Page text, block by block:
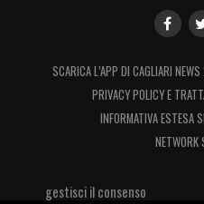
SCARICA L’APP DI CAGLIARI
PRIVACY POLICY E
INFORMATIVA ESTESA
NETWORK
gestisci il consenso